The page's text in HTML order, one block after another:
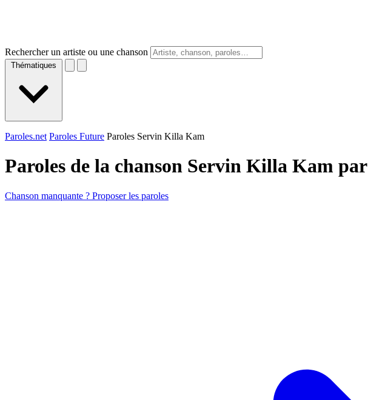
Rechercher un artiste ou une chanson
Thématiques
Paroles.net Paroles Future Paroles Servin Killa Kam
Paroles de la chanson Servin Killa Kam par
Chanson manquante ? Proposer les paroles